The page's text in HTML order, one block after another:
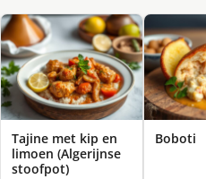
Tajine met kip en
limoen (Algerijnse
stoofpot)
Boboti